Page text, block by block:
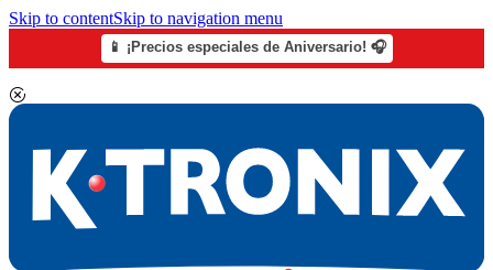
Skip to contentSkip to navigation menu
📱 ¡Precios especiales de Aniversario! 🎧